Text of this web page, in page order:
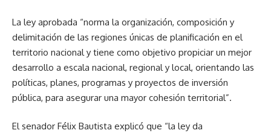
La ley aprobada “norma la organización, composición y
delimitación de las regiones únicas de planificación en el
territorio nacional y tiene como objetivo propiciar un mejor
desarrollo a escala nacional, regional y local, orientando las
políticas, planes, programas y proyectos de inversión
pública, para asegurar una mayor cohesión territorial”.
El senador Félix Bautista explicó que “la ley da